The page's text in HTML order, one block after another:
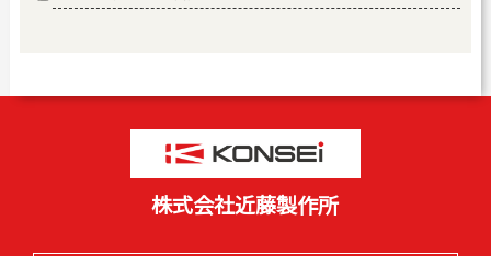
株式会社近藤製作所